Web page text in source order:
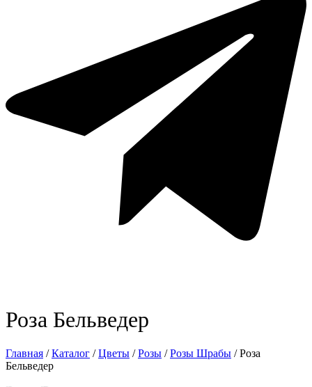
Роза Бельведер
Главная /Каталог /Цветы /Розы /Розы Шрабы / Роза
Бельведер